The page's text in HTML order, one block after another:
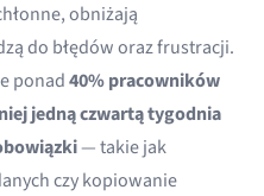
obniżają
do błędów oraz frustracji.
ponad40% pracowników
jedną czwartą tygodnia
— takie jak
czy kopiowanie